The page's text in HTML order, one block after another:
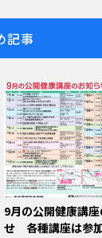
記事
9月の公開健康講
せ 各種講座は参